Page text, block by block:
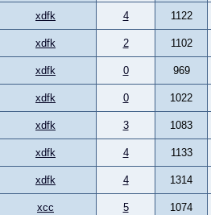
xdfk 4 1122
xdfk 2 1102
xdfk 0 969
xdfk 0 1022
xdfk 3 1083
xdfk 4 1133
xdfk 4 1314
xcc 5 1074